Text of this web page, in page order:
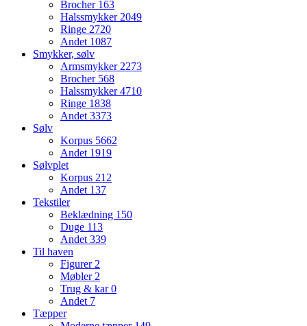
Brocher 163
Halssmykker 2049
Ringe 2720
Andet 1087
Smykker, sølv
Armsmykker 2273
Brocher 568
Halssmykker4710
Ringe 1838
Andet 3373
Sølv
Korpus 5662
Andet 1919
Sølvplet
Korpus 212
Andet 137
Tekstiler
Beklædning 150
Duge 113
Andet 339
Til haven
Figurer 2
Møbler 2
Trug & kar0
Andet 7
Tæpper